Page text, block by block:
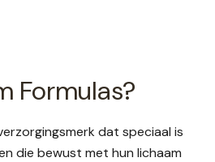
Formulas?
dat speciaal is
die bewust met hun lichaam